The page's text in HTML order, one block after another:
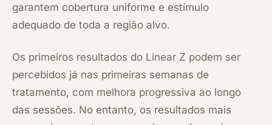
garantem cobertura uniforme e estímulo
adequado de toda a região alvo.
Os primeiros resultados do Linear Z podem ser
percebidos já nas primeiras semanas de
tratamento, com melhora progressiva ao longo
das sessões. No entanto, os resultados mais